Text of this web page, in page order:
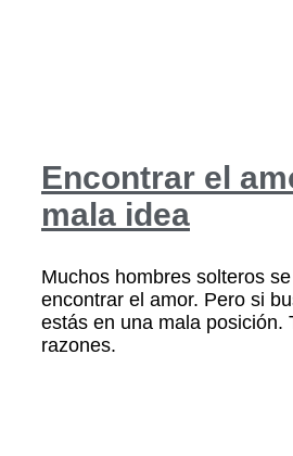
Encontrar el
mala idea
Muchos hombres solteros
encontrar el amor. Pero si
estás en una mala posición.
razones.